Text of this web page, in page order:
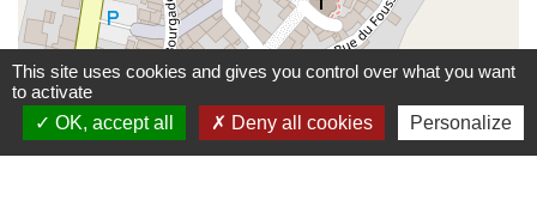
This site uses cookies and gives you control over what you want
to activate
OK, accept all
Deny all cookies Personalize